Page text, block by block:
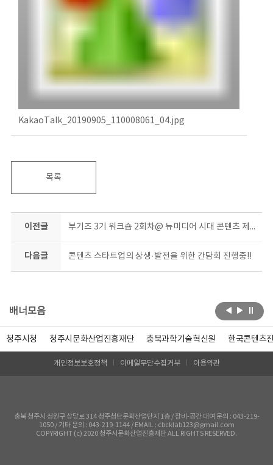
KakaoTalk_20190905_110008061_04.jpg
목록
이전글 부기즈 3기 워크숍 2회차@ 뉴미디어 시대 콘텐츠 제작 강의
다음글 콘텐츠 스타트업의 상생·발전을 위한 간담회 진행중!!
배너모음
청주시청 청주시문화산업진흥재단 충북과학기술혁신원 한국콘텐츠
개인정보보호정책 이메일무단수집거부 이용약관
충북 청주시 청원구 상당로 314 청주첨단문화산업단지 1층 / 장비-공간 대여 문의 : 043-219-
1050 / 기타 문의 : 043-219-1144 / EMAIL : cbcklab123@gmail.com
COPYRIGHT (c) 2020 청주시문화산업진흥재단 ALL RIGHTS RESERVED.